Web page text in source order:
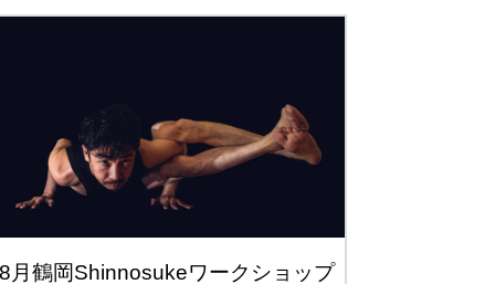
月鶴岡Shinnosukeワークショップ